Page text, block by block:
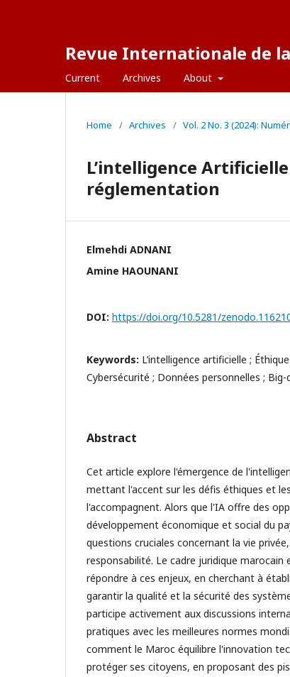
Revue Internationale de
Current Archives About
Home / Archives / Vol. 2 No. 3 (2024):
L’intelligence
réglementation
Elmehdi ADNANI
Amine HAOUNANI
DOI: https://doi.org/10.5281/
Keywords: L’intelligence artificielle ;
Cybersécurité ; Données personnelles ; Big-
Abstract
Cet article explore l'émergence de
mettant l'accent sur les défis éthiques et
l'accompagnent. Alors que l'IA offre des
développement économique et social du
questions cruciales concernant la vie
responsabilité. Le cadre juridique
répondre à ces enjeux, en cherchant à
garantir la qualité et la sécurité des
participe activement aux discussions
pratiques avec les meilleures normes
comment le Maroc équilibre l'innovation
protéger ses citoyens, en proposant des